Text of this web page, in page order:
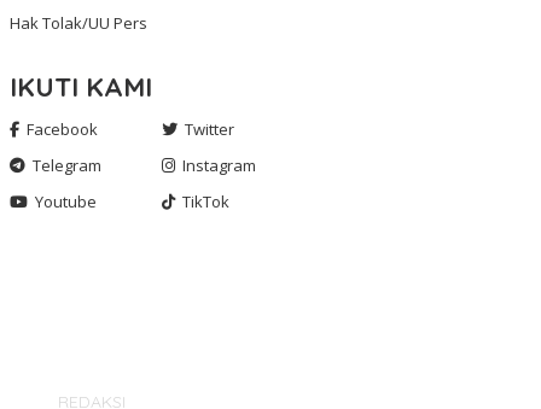
Hak Tolak/UU Pers
IKUTI KAMI
Facebook
Twitter
Telegram
Instagram
Youtube
TikTok
REDAKSI